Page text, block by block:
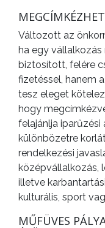
Változott az
ha egy
biztosított, felére
fizetéssel, hanem
tesz eleget
hogy
felajánlja
különbözetre
rendelkezési
középvállalkozás,
illetve
kulturális, sport
MŰFÜVES